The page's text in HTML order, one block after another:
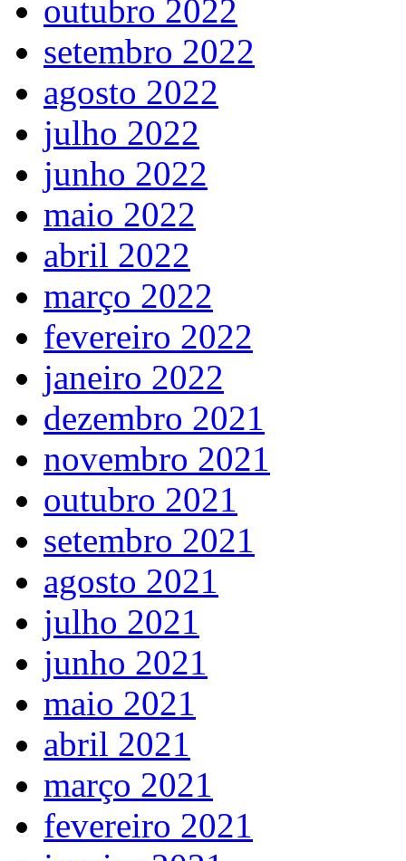
outubro 2022
setembro 2022
agosto 2022
julho 2022
junho 2022
maio 2022
abril 2022
março 2022
fevereiro 2022
janeiro 2022
dezembro 2021
novembro 2021
outubro 2021
setembro 2021
agosto 2021
julho 2021
junho 2021
maio 2021
abril 2021
março 2021
fevereiro 2021